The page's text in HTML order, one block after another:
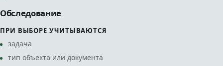
Обследование
ПРИ ВЫБОРЕ УЧИТЫВАЮТСЯ
задача
тип объекта или документа